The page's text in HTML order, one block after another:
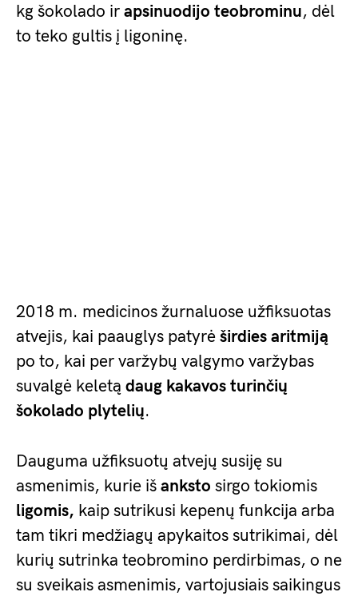
kg šokolado ir apsinuodijo teobrominu, dėl
to teko gultis į ligoninę.
2018 m. medicinos žurnaluose užfiksuotas
atvejis, kai paauglys patyrė širdies aritmiją
po to, kai per varžybų valgymo varžybas
suvalgė keletą daug kakavos turinčių
šokolado plytelių.
Dauguma užfiksuotų atvejų susiję su
asmenimis, kurie iš anksto sirgo tokiomis
ligomis, kaip sutrikusi kepenų funkcija arba
tam tikri medžiagų apykaitos sutrikimai, dėl
kurių sutrinka teobromino perdirbimas, o ne
su sveikais asmenimis, vartojusiais saikingus